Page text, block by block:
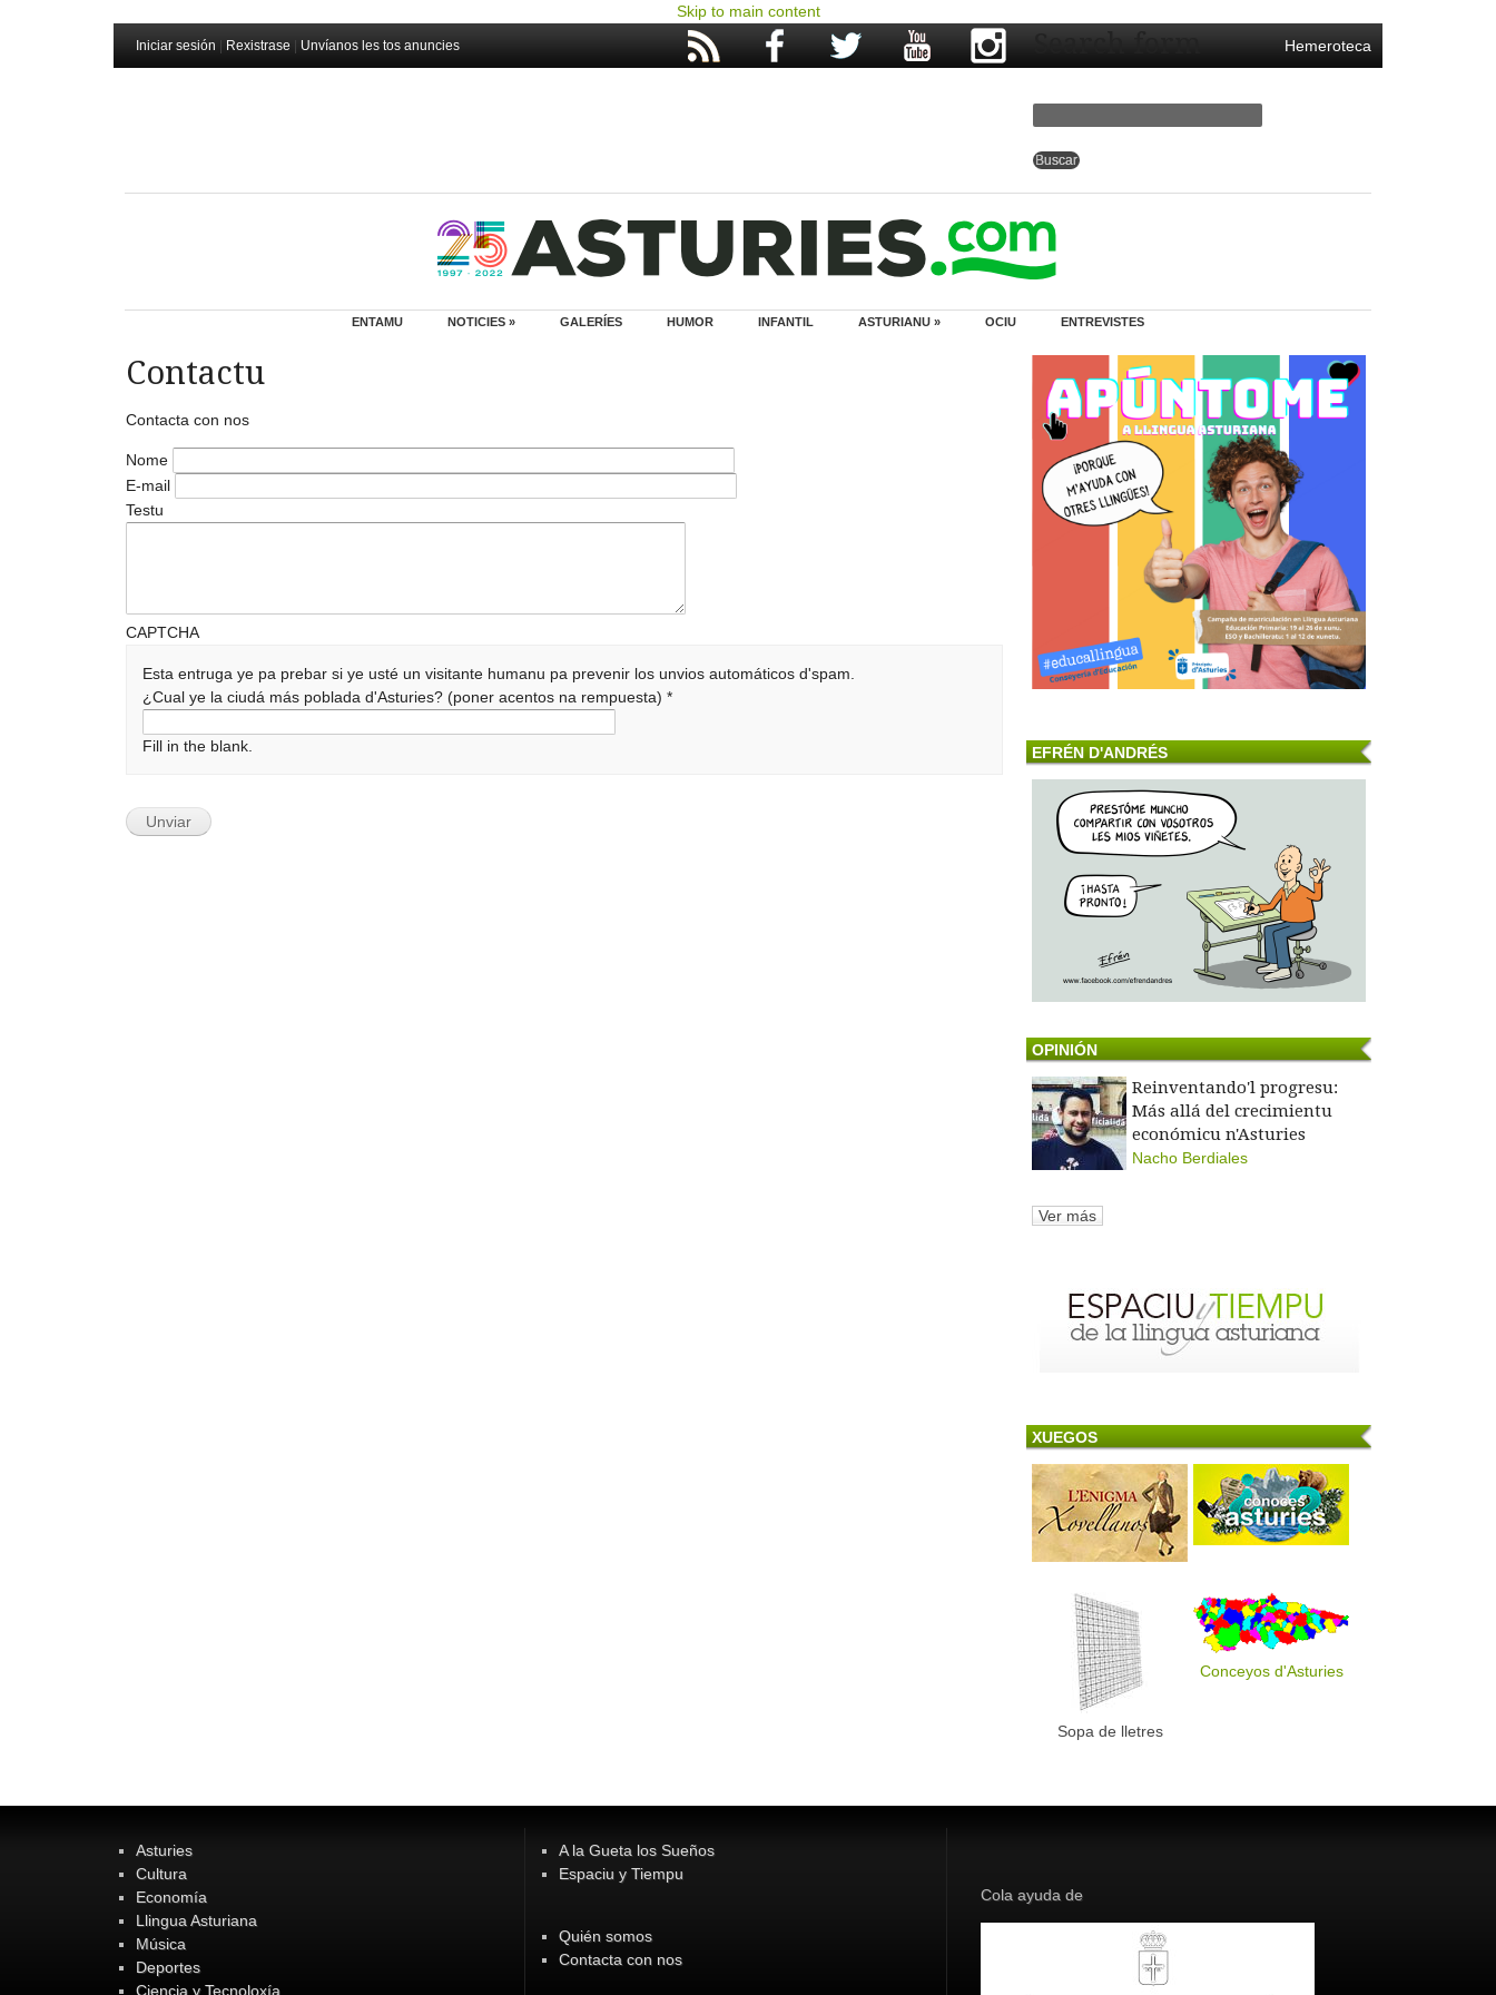
Skip to main content
Iniciar sesión Rexistrase Unvíanos les tos anuncies Hemeroteca
Search form
ENTAMU NOTICIES » GALERÍES HUMOR INFANTIL ASTURIANU » OCIU ENTREVISTES
Contactu
Contacta con nos
Nome
E-mail
Testu
CAPTCHA
Esta entruga ye pa prebar si ye usté un visitante humanu pa prevenir los unvios automáticos d'spam.
¿Cual ye la ciudá más poblada d'Asturies? (poner acentos na rempuesta)*
Fill in the blank. EFRÉN D'ANDRÉS
OPINIÓN
Reinventando'l progresu:
Más allá del crecimientu
económicu n'Asturies
Nacho Berdiales
Ver más
XUEGOS
Sopa de lletres
Conceyos d'Asturies
Asturies
Cultura
Economía
Llingua Asturiana
Música
Deportes
Ciencia y Tecnoloxía
A la Gueta los Sueños
Espaciu y Tiempu
Quién somos
Contacta con nos
Cola ayuda de